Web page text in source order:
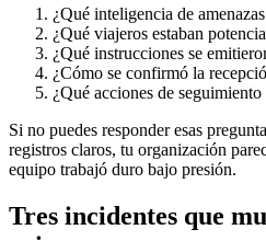
¿Qué inteligencia de
¿Qué viajeros estaban
¿Qué instrucciones se
¿Cómo se confirmó la
¿Qué acciones de seguimiento
Si no puedes responder esas
registros claros, tu organización
equipo trabajó duro bajo presión.
Tres incidentes que